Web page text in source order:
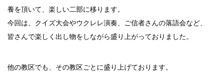
養を頂いて、楽しい二部に移ります。
今回は、クイズ大会やウクレレ演奏、ご信者さんの落語会など、
皆さんで楽しく出し物をしながら盛り上がっておりました。
他の教区でも、その教区ごとに盛り上げております。